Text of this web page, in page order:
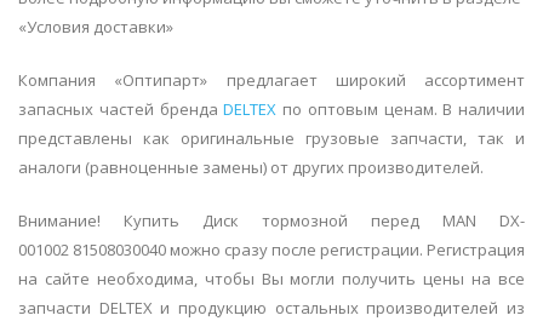
«Условия доставки»
Компания «Оптипарт» предлагает широкий ассортимент
запасных частей брендаDELTEX по оптовым ценам. В наличии
представлены как оригинальные грузовые запчасти, так и
аналоги (равноценные замены) от других производителей.
Внимание! Купить Диск тормозной перед MAN DX-
001002 81508030040 можно сразу после регистрации. Регистрация
на сайте необходима, чтобы Вы могли получить цены на все
запчасти DELTEX и продукцию остальных производителей из